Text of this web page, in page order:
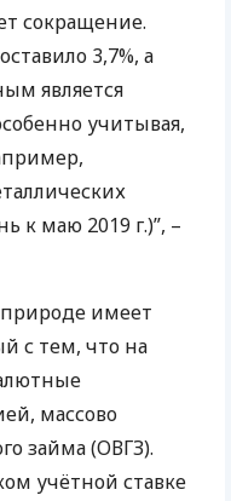
сокращение.
3,7%, а
является
учитывая,
к маю 2019 г.)”, –
имеет
с тем, что на
массово
займа (ОВГЗ).
учётной ставке